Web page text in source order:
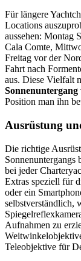
Für längere
Locations
aussehen: Montag
Cala Comte,
Freitag vor der
Fahrt nach
aus. Diese Vielfalt
Sonnenuntergang
Position man ihn
Ausrüstung
Die richtige
Sonnenuntergangs
bei jeder
Extras speziell für
oder ein
selbstverständlich,
Aufnahmen zu
Teleobjektive für